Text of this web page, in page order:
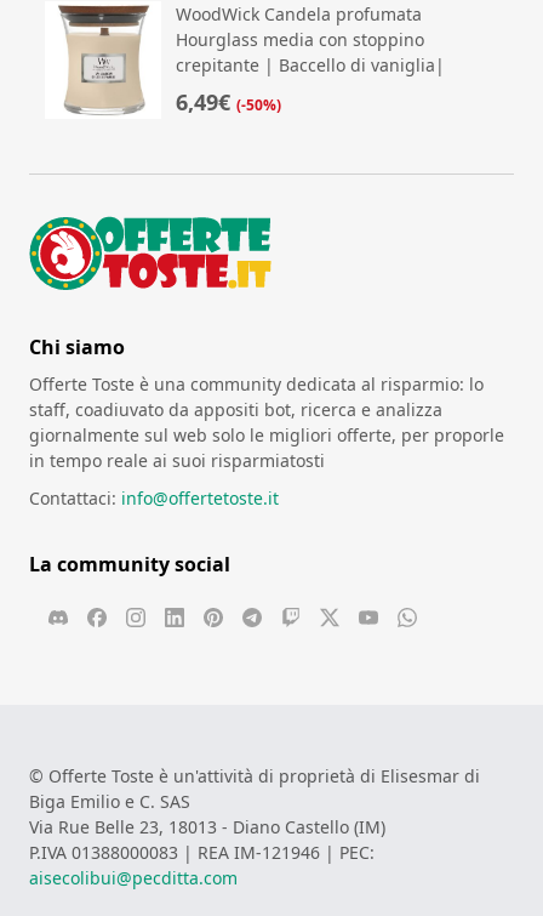
WoodWick Candela profumata
Hourglass media con stoppino
crepitante | Baccello di vaniglia|
6,49€ (-50%)
Chi siamo
Offerte Toste è una community dedicata al risparmio: lo
staff, coadiuvato da appositi bot, ricerca e analizza
giornalmente sul web solo le migliori offerte, per proporle
in tempo reale ai suoi risparmiatosti
Contattaci: info@offertetoste.it
La community social
© Offerte Toste è un'attività di proprietà di Elisesmar di
Biga Emilio e C. SAS
Via Rue Belle 23, 18013 - Diano Castello (IM)
P.IVA 01388000083 | REA IM-121946 | PEC:
aisecolibui@pecditta.com